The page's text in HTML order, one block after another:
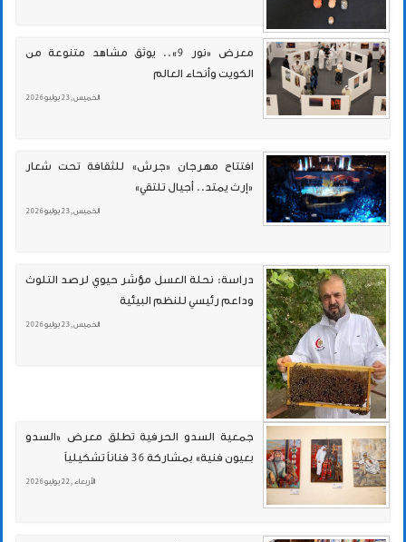
معرض «نور 9».. يوثق مشاهد متنوعة من
الكويت وأنحاء العالم
الخميس , 23 يوليو 2026
افتتاح مهرجان «جرش» للثقافة تحت شعار
«إرث يمتد.. أجيال تلتقي»
الخميس , 23 يوليو 2026
دراسة: نحلة العسل مؤشر حيوي لرصد التلوث
وداعم رئيسي للنظم البيئية
الخميس , 23 يوليو 2026
جمعية السدو الحرفية تطلق معرض «السدو
بعيون فنية» بمشاركة 36 فناناً تشكيلياً
الأربعاء , 22 يوليو 2026